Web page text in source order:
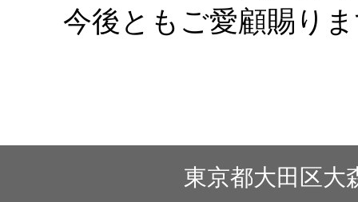
今後ともご愛顧賜り
東京都大田区